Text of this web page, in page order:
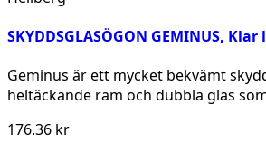
SKYDDSGLASÖGON GEMINUS, Klar
Geminus är ett mycket bekvämt
heltäckande ram och dubbla glas
176.36 kr